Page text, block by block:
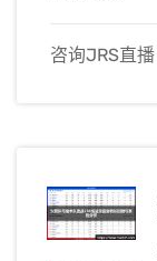
咨询JRS直播